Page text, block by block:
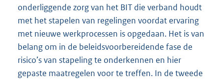
onderliggende zorg van het BIT die verband houdt
met het stapelen van regelingen voordat ervaring
met nieuwe werkprocessen is opgedaan. Het is van
belang om in de beleidsvoorbereidende fase de
risico’s van stapeling te onderkennen en hier
gepaste maatregelen voor te treffen. In de tweede